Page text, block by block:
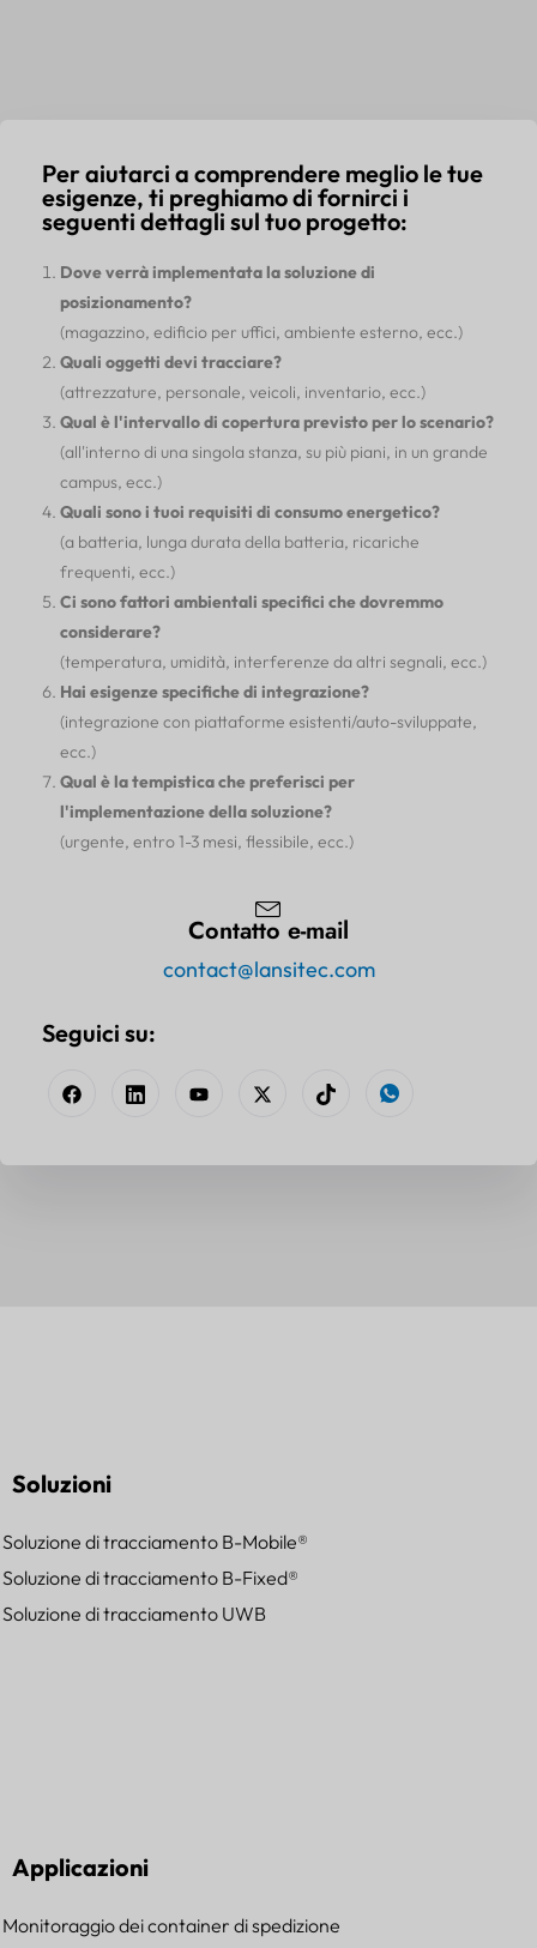
Per aiutarci a comprendere meglio le tue
esigenze, ti preghiamo di fornirci i
seguenti dettagli sul tuo progetto:
Dove verrà implementata la soluzione di
posizionamento?
(magazzino, edificio per uffici, ambiente esterno, ecc.)
Quali oggetti devi tracciare?
(attrezzature, personale, veicoli, inventario, ecc.)
Qual è l'intervallo di copertura previsto per lo scenario?
(all'interno di una singola stanza, su più piani, in un grande
campus, ecc.)
Quali sono i tuoi requisiti di consumo energetico?
(a batteria, lunga durata della batteria, ricariche
frequenti, ecc.)
Ci sono fattori ambientali specifici che dovremmo
considerare?
(temperatura, umidità, interferenze da altri segnali, ecc.)
Hai esigenze specifiche di integrazione?
(integrazione con piattaforme esistenti/auto-sviluppate,
ecc.)
Qual è la tempistica che preferisci per
l'implementazione della soluzione?
(urgente, entro 1-3 mesi, flessibile, ecc.)
Contatto e-mail
contact@lansitec.com
Seguici su:
Soluzioni
Soluzione di tracciamento B-Mobile®
Soluzione di tracciamento B-Fixed®
Soluzione di tracciamento UWB
Applicazioni
Monitoraggio dei container di spedizione